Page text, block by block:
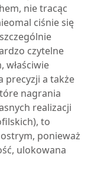
nie tracąc
ciśnie się
czytelne
właściwie
precyzji a także
nagrania
realizacji
to
ponieważ
ulokowana